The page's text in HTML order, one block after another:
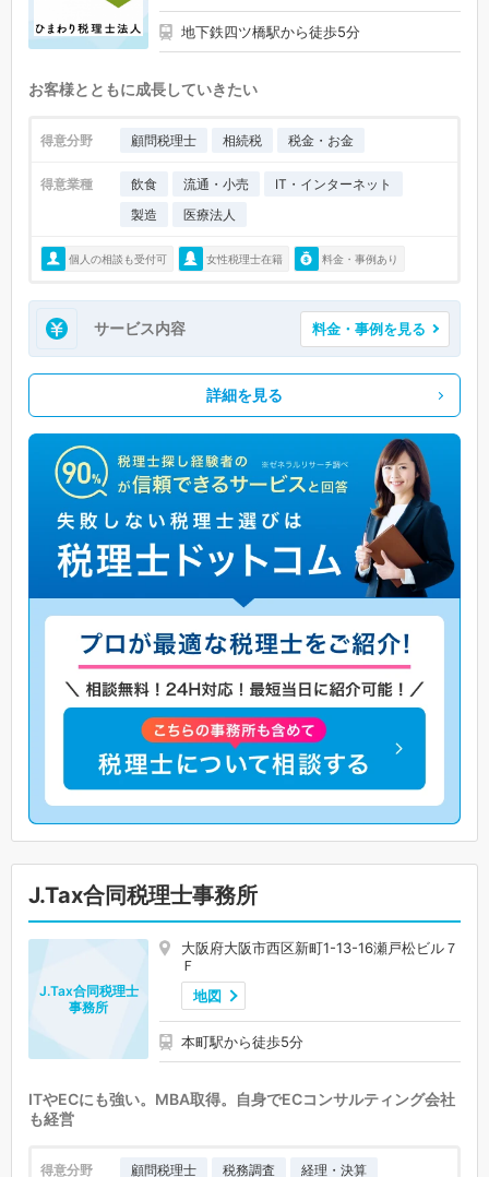
地下鉄四ツ橋駅から徒歩5分
お客様とともに成長していきたい
得意分野 顧問税理士 相続税 税金・お金
得意業種 飲食 流通・小売
IT・インターネット
製造
医療法人
個人の相談も受付可 女性税理士在籍 料金・事例あり
サービス内容 料金・事例を見る
詳細を見る
J.Tax合同税理士事務所
大阪府大阪市西区新町1-13-16瀬戸松ビル７
Ｆ
地図
本町駅から徒歩5分
J.Tax合同税理士
事務所
ITやECにも強い。MBA取得。自身でECコンサルティング会社
も経営
得意分野 顧問税理士 税務調査 経理・決算